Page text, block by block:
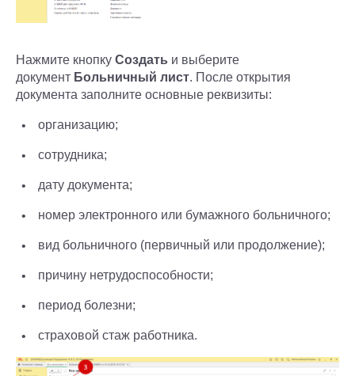
Нажмите кнопку Создать и выберите
документ Больничный лист. После открытия
документа заполните основные реквизиты:
организацию;
сотрудника;
дату документа;
номер электронного или бумажного больничного;
вид больничного (первичный или продолжение);
причину нетрудоспособности;
период болезни;
страховой стаж работника.